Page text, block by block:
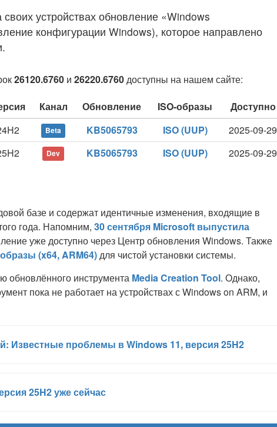
устройствах обновление «Windows
конфигурации Windows), которое направлено
26120.6760 и 26220.6760доступны на нашем сайте:
Канал Обновление ISO-образы
Доступно
Beta KB5065793 ISO (UUP)
2025-09-29
Dev KB5065793 ISO (UUP) 2025-09-29
базе и содержат идентичные изменения, входящие в
года. Напомним, 30 сентября Microsoft выпустила
уже доступно через Центр обновления Windows. Также
(x64, ARM64)для чистой установки системы.
обновлённого инструмента Media Creation Tool. Однако,
пока не работает на устройствах с Windows on ARM, и
Известные проблемы в Windows 11, версия 25H2
25H2 уже сейчас